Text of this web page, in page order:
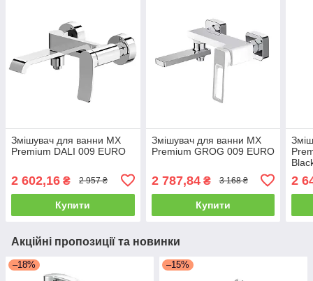
Змішувач для ванни MX
Premium DALI 009 EURO
2 602,16 ₴ 2 957 ₴
Купити
Змішувач для ванни MX
Premium GROG 009 EURO
2 787,84₴ 3 168 ₴
Купити
2
Акційні пропозиції та новинки
–18% –15%